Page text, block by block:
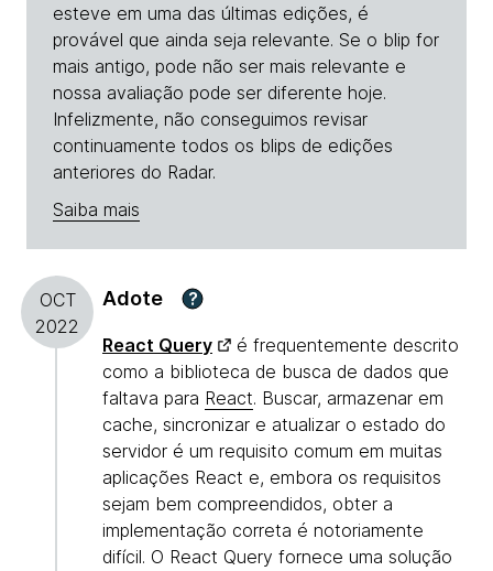
esteve em uma das últimas edições, é
provável que ainda seja relevante. Se o blip for
mais antigo, pode não ser mais relevante e
nossa avaliação pode ser diferente hoje.
Infelizmente, não conseguimos revisar
continuamente todos os blips de edições
anteriores do Radar.
Saiba mais
OCT
2022
Adote ?
React Query
é frequentemente descrito
como a biblioteca de busca de dados que
faltava para React. Buscar, armazenar em
cache, sincronizar e atualizar o estado do
servidor é um requisito comum em muitas
aplicações React e, embora os requisitos
sejam bem compreendidos, obter a
implementação correta é notoriamente
difícil. O React Query fornece uma solução